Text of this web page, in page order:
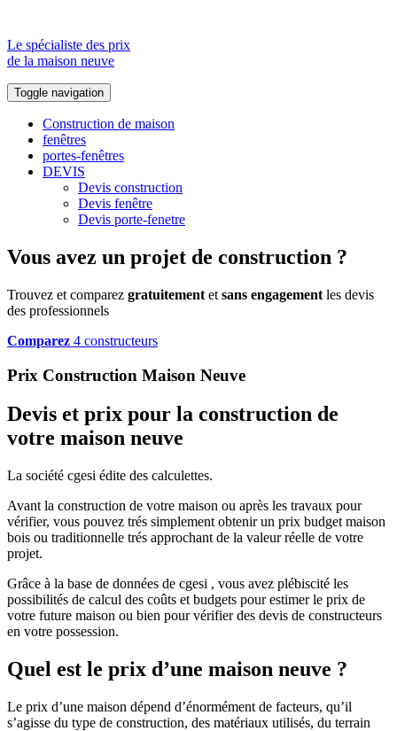
Le spécialiste des prix
de la maison neuve
Toggle navigation
Construction de maison
fenêtres
portes-fenêtres
DEVIS
Devis construction
Devis fenêtre
Devis porte-fenetre
Vous avez un projet de construction ?
Trouvez et comparez gratuitement et sans engagement les devis
des professionnels
Comparez 4 constructeurs
Prix Construction Maison Neuve
Devis et prix pour la construction de
votre maison neuve
La société cgesi édite des calculettes.
Avant la construction de votre maison ou après les travaux pour
vérifier, vous pouvez trés simplement obtenir un prix budget maison
bois ou traditionnelle trés approchant de la valeur réelle de votre
projet.
Grâce à la base de données de cgesi , vous avez plébiscité les
possibilités de calcul des coûts et budgets pour estimer le prix de
votre future maison ou bien pour vérifier des devis de constructeurs
en votre possession.
Quel est le prix d’une maison neuve ?
Le prix d’une maison dépend d’énormément de facteurs, qu’il
s’agisse du type de construction, des matériaux utilisés, du terrain